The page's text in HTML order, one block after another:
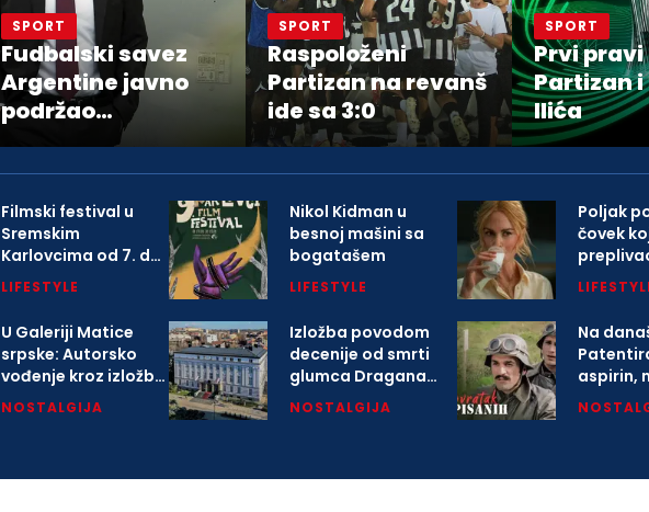
SPORT
Fudbalski savez
Argentine javno
podržao
predsednika FIFA
Đanija Infantina
SPORT
Raspoloženi
Partizan na revanš
ide sa 3:0
SPORT
Prvi
Partizan i
Ilića
Filmski festival u
Sremskim
Karlovcima od 7. do
9. avgusta
LIFESTYLE
Nikol Kidman u
besnoj mašini sa
bogatašem
LIFESTYLE
Poljak
čovek
more
U Galeriji Matice
srpske: Autorsko
vođenje kroz izložbu
o Karlovačkoj
NOSTALGIJA
Izložba povodom
decenije od smrti
glumca Dragana
Nikolića
NOSTALGIJA
Na
aspirin,
deo svih